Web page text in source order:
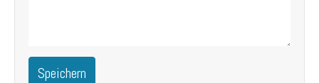
Speichern